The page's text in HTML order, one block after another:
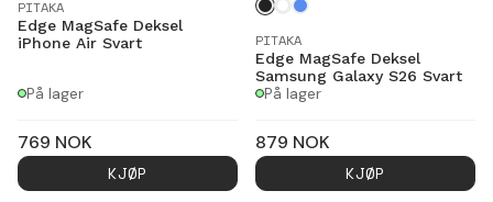
PITAKA
Edge MagSafe Deksel
iPhone Air Svart
På lager
769 NOK
KJØP
PITAKA
Edge MagSafe Deksel
Samsung Galaxy S26 Svart
På lager
879 NOK
KJØP